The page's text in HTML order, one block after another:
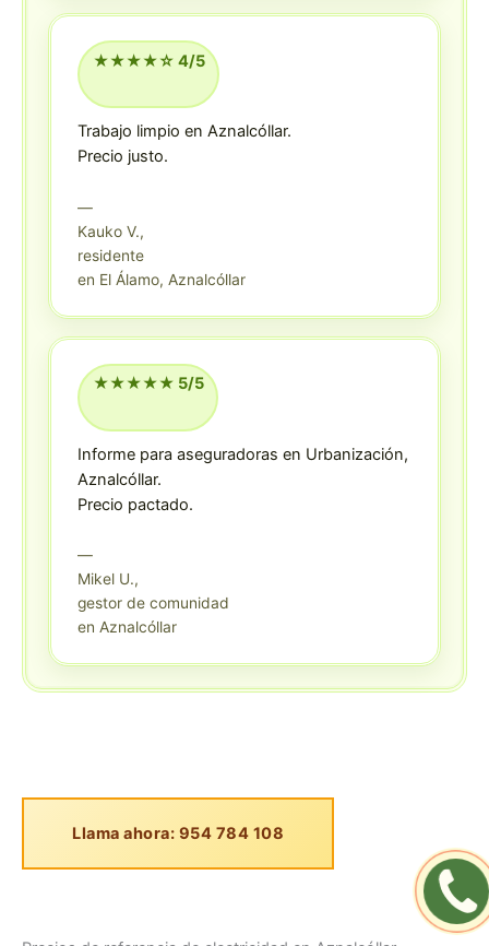
★★★★☆ 4/5
Trabajo limpio en Aznalcóllar.
Precio justo.
—
Kauko V.,
residente
en El Álamo, Aznalcóllar
★★★★★ 5/5
Informe para aseguradoras en Urbanización,
Aznalcóllar.
Precio pactado.
—
Mikel U.,
gestor de comunidad
en Aznalcóllar
Llama ahora: 954 784 108